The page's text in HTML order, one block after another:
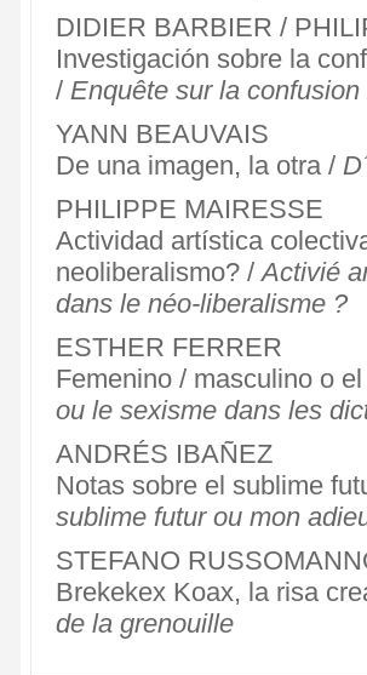
DIDIER BARBIER /
Investigación sobre la
/ Enquête sur la
YANN BEAUVAIS
De una imagen, la otra /
PHILIPPE MAIRESSE
Actividad artística
neoliberalismo? /Activié
dans le néo-liberalisme ?
ESTHER FERRER
Femenino / masculino o
ou le sexisme dans les
ANDRÉS IBAÑEZ
Notas sobre el sublime
sublime futur ou mon
STEFANO
Brekekex Koax, la risa
de la grenouille